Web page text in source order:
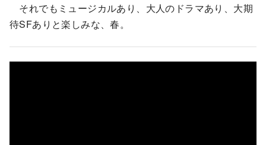
それでもミュージカルあり、大人のドラマあり、大期
待SFありと楽しみな、春。